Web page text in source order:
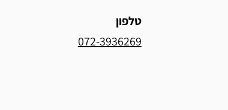
טלפון
072-3936269